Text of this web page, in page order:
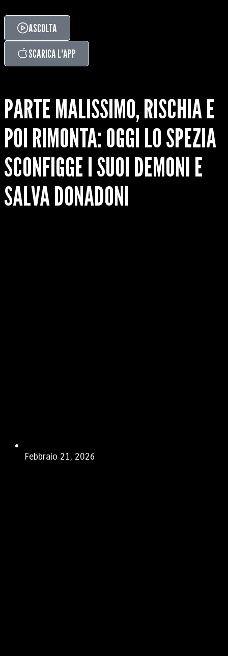
ASCOLTA
SCARICA L'APP
PARTE MALISSIMO, RISCHIA E
POI RIMONTA: OGGI LO SPEZIA
SCONFIGGE I SUOI DEMONI E
SALVA DONADONI
Febbraio 21, 2026